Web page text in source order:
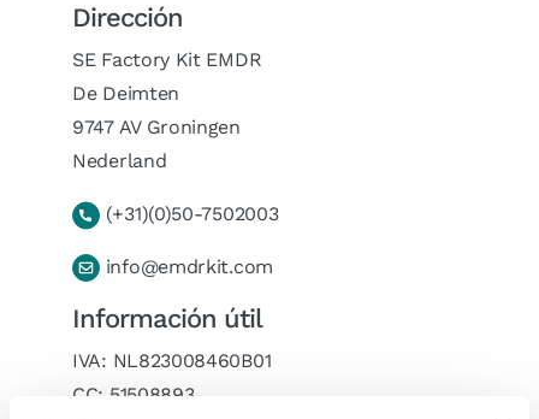
Dirección
SE Factory Kit EMDR
De Deimten
9747 AV Groningen
Nederland
(+31)(0)50-7502003
info@emdrkit.com
Información útil
IVA: NL823008460B01
CC: 51508893